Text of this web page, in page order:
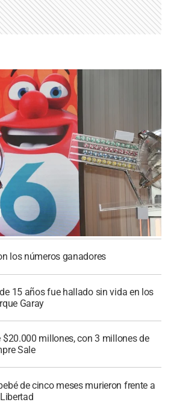
los números ganadores
15 años fue hallado sin vida en los
Garay
$20.000 millones, con 3 millones de
Sale
de cinco meses murieron frente a